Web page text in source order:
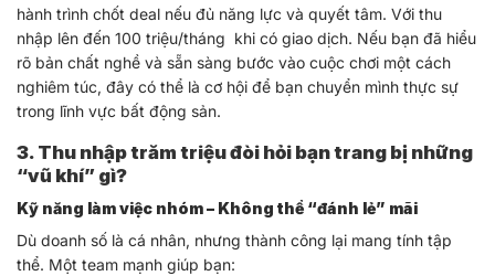
hành trình chốt deal nếu đủ năng lực và quyết tâm. Với thu
nhập lên đến 100 triệu/tháng khi có giao dịch. Nếu bạn đã hiểu
rõ bản chất nghề và sẵn sàng bước vào cuộc chơi một cách
nghiêm túc, đây có thể là cơ hội để bạn chuyển mình thực sự
trong lĩnh vực bất động sản.
3. Thu nhập trăm triệu đòi hỏi bạn trang bị những
“vũ khí” gì?
Kỹ năng làm việc nhóm – Không thể “đánh lẻ” mãi
Dù doanh số là cá nhân, nhưng thành công lại mang tính tập
thể. Một team mạnh giúp bạn: